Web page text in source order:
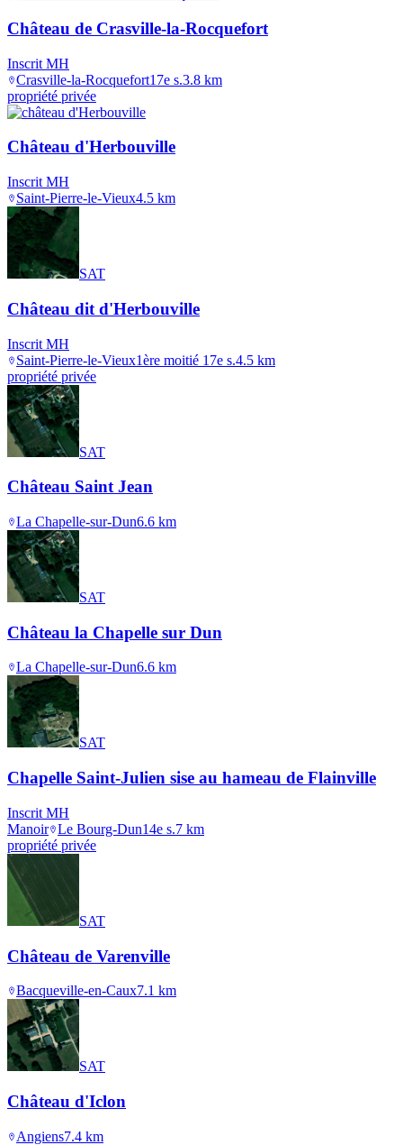
Château de Crasville-la-Rocquefort
Inscrit MH
Crasville-la-Rocquefort17e s.3.8 km
propriété privée
Château d'Herbouville
Inscrit MH
Saint-Pierre-le-Vieux4.5 km
SAT
Château dit d'Herbouville
Inscrit MH
Saint-Pierre-le-Vieux1ère moitié 17e s.4.5 km
propriété privée
SAT
Château Saint Jean
La Chapelle-sur-Dun6.6 km
SAT
Château la Chapelle sur Dun
La Chapelle-sur-Dun6.6 km
SAT
Chapelle Saint-Julien sise au hameau de Flainville
Inscrit MH
Manoir Le Bourg-Dun14e s.7 km
propriété privée
SAT
Château de Varenville
Bacqueville-en-Caux7.1 km
SAT
Château d'Iclon
Angiens7.4 km